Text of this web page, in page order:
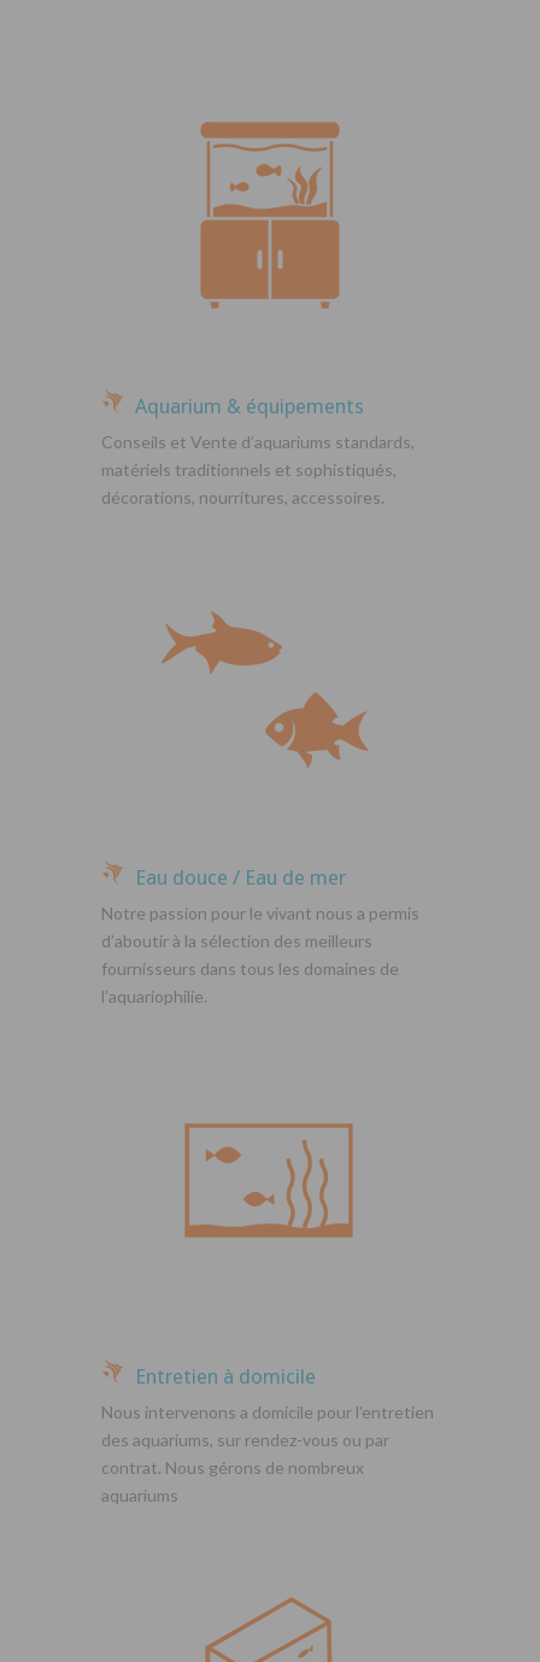
Aquarium & équipements
Conseils et Vente d’aquariums standards,
matériels traditionnels et sophistiqués,
décorations, nourritures, accessoires.
Eau douce / Eau de mer
Notre passion pour le vivant nous a permis
d’aboutir à la sélection des meilleurs
fournisseurs dans tous les domaines de
l’aquariophilie.
Entretien à domicile
Nous intervenons a domicile pour l’entretien
des aquariums, sur rendez-vous ou par
contrat. Nous gérons de nombreux
aquariums